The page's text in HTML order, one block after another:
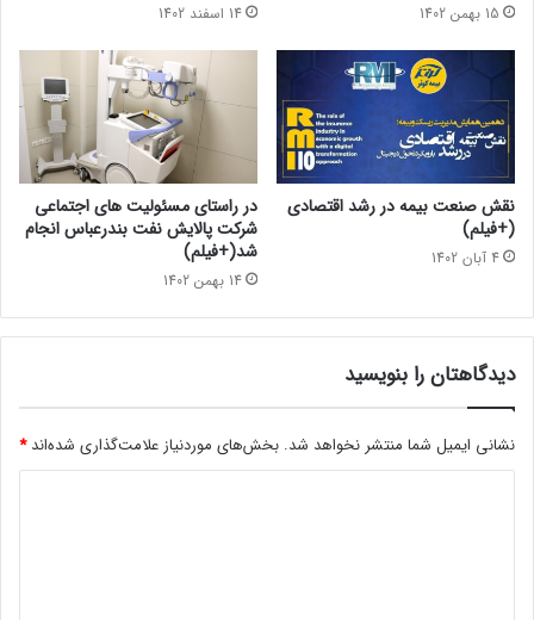
15 بهمن 1402 14 اسفند 1402
نقش صنعت بیمه در رشد اقتصادی
(+فیلم)
4 آبان 1402
در راستای مسئولیت های اجتماعی
شرکت پالایش نفت بندرعباس انجام
شد(+فیلم)
14 بهمن 1402
دیدگاهتان را بنویسید
نشانی ایمیل شما منتشر نخواهد شد. بخش‌های موردنیاز علامت‌گذاری شده‌اند*